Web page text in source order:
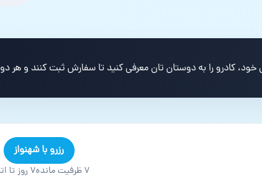
را به دوستان تان معرفی کنید تا سفارش ثبت کنند و هر دو ۵۰۰,۰۰۰ تومان اعتبار هدیه و تخفیف بگیرید.
رزرو با شهنواز
۷ ظرفیت مانده ۷ روز تا اتمام